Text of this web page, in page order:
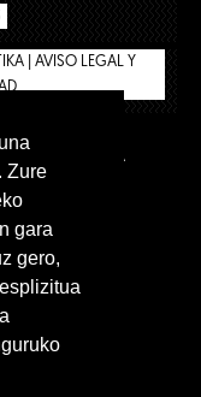
| AVISO LEGAL Y
TIENDA
Castellano
Zure
gara
gero,